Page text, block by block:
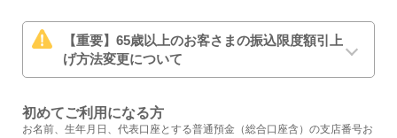
【重要】65歳以上のお客さまの振込限度額引上
げ方法変更について
初めてご利用になる方
お名前、生年月日、代表口座とする普通預金（総合口座含）の支店番号お